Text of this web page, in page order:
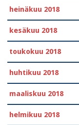
heinäkuu 2018
kesäkuu 2018
toukokuu 2018
huhtikuu 2018
maaliskuu 2018
helmikuu 2018